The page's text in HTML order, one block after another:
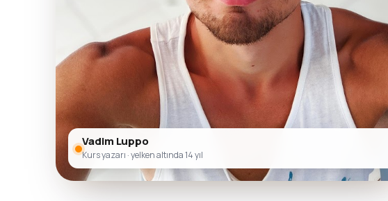
Vadim Luppo
Kurs yazarı · yelken altında 14 yıl